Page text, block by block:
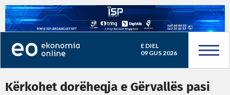
E DIEL
09 GUS 2026
Kërkohet dorëheqja e Gërvallës pasi